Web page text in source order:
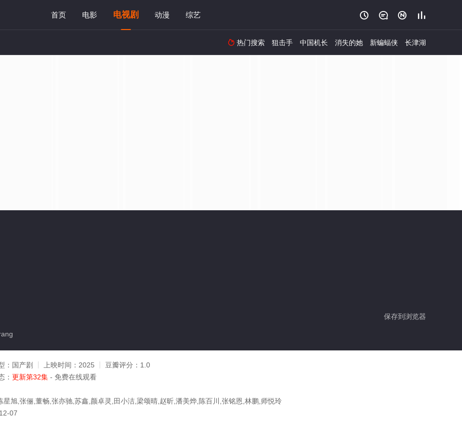
首页 电影 电视剧 动漫 综艺    
 热门搜索 狙击手 中国机长 消失的她 新蝙蝠侠 长津湖
保存到浏览器
： 国产剧 上映时间： 2025 豆瓣评分： 1.0
： 更新第32集 - 免费在线观看
星旭,张俪,董畅,张亦驰,苏鑫,颜卓灵,田小洁,梁颂晴,赵昕,潘美烨,陈百川,张铭恩,林鹏,师悦玲
07